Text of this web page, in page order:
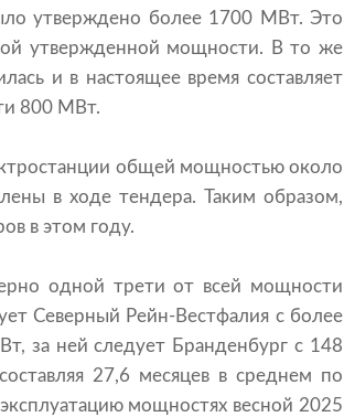
утверждено более 1700 МВт. Это
утвержденной мощности. В то же
и в настоящее время составляет
800 МВт.
общей мощностью около
в ходе тендера. Таким образом,
в этом году.
одной трети от всей мощности
Северный Рейн-Вестфалия с более
за ней следует Бранденбург с 148
27,6 месяцев в среднем по
мощностях весной 2025